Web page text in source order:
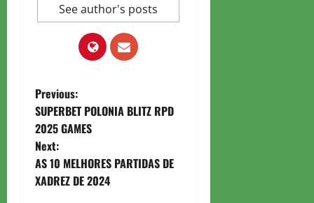
See author's posts
P
o
s
t
Previous:
SUPERBET POLONIA BLITZ RPD
2025 GAMES
Next:
AS 10 MELHORES PARTIDAS DE
XADREZ DE 2024